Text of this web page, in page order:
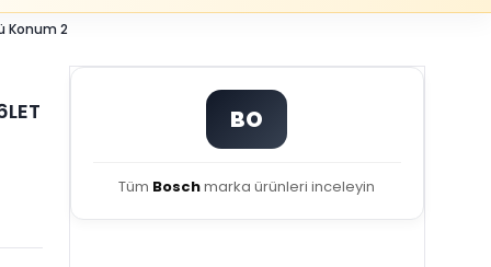
Konum 2
BO
Tüm Boschmarka ürünleri inceleyin